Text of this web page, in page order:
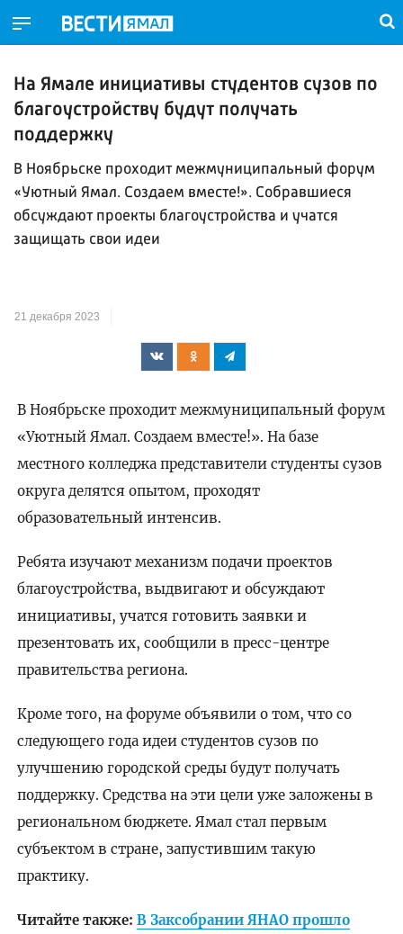
На Ямале инициативы студентов сузов по
благоустройству будут получать
поддержку
В Ноябрьске проходит межмуниципальный форум
«Уютный Ямал. Создаем вместе!». Собравшиеся
обсуждают проекты благоустройства и учатся
защищать свои идеи
21 декабря 2023
В Ноябрьске проходит межмуниципальный форум
«Уютный Ямал. Создаем вместе!». На базе
местного колледжа представители студенты сузов
округа делятся опытом, проходят
образовательный интенсив.
Ребята изучают механизм подачи проектов
благоустройства, выдвигают и обсуждают
инициативы, учатся готовить заявки и
презентовать их, сообщили в пресс-центре
правительства региона.
Кроме того, на форуме объявили о том, что со
следующего года идеи студентов сузов по
улучшению городской среды будут получать
поддержку. Средства на эти цели уже заложены в
региональном бюджете. Ямал стал первым
субъектом в стране, запустившим такую
практику.
Читайте также: В Заксобрании ЯНАО прошло